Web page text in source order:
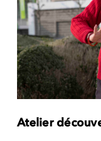
Atelier